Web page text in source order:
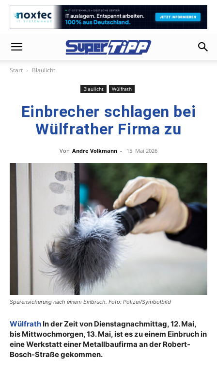
Start Blaulicht
Blaulicht Wülfrath
Einbrecher schlagen bei
Wülfrather Firma zu
Von Andre Volkmann - 15. Mai 2026
Spurensicherung nach einem Einbruch. Foto: Polizei/Symbolbild
Wülfrath In der Zeit von Dienstagnachmittag, 12. Mai,
bis Mittwochmorgen, 13. Mai, ist es zu einem Einbruch in
eine Werkstatt einer Metallbaufirma an der Robert-
Bosch-Straße gekommen.